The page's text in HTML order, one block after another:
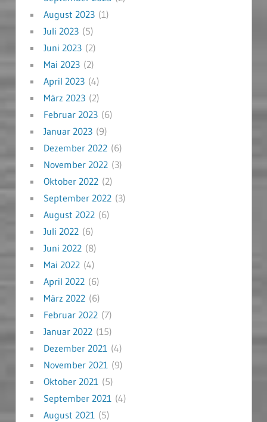
August 2023(1)
Juli 2023(5)
Juni 2023(2)
Mai 2023(2)
April 2023(4)
März 2023(2)
Februar 2023(6)
Januar 2023(9)
Dezember 2022(6)
November 2022(3)
Oktober 2022(2)
September 2022(3)
August 2022(6)
Juli 2022(6)
Juni 2022(8)
Mai 2022(4)
April 2022(6)
März 2022(6)
Februar 2022(7)
Januar 2022(15)
Dezember 2021(4)
November 2021(9)
Oktober 2021(5)
September 2021(4)
August 2021(5)